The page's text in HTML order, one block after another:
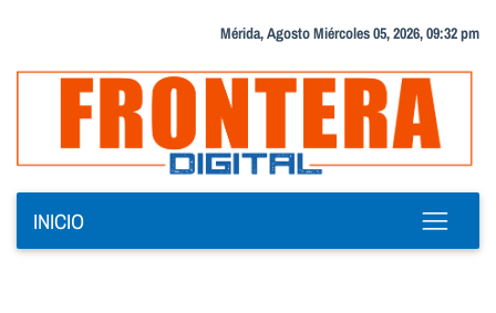
Mérida, Agosto Miércoles 05, 2026, 09:32 pm
INICIO